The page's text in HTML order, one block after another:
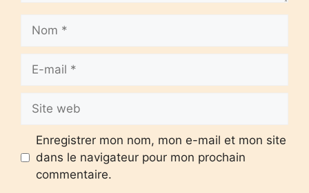
mail
web
Enregistrer mon nom, mon e-mail et mon site
dans le navigateur pour mon prochain
commentaire.